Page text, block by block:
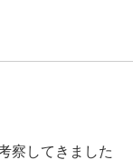
察してきました